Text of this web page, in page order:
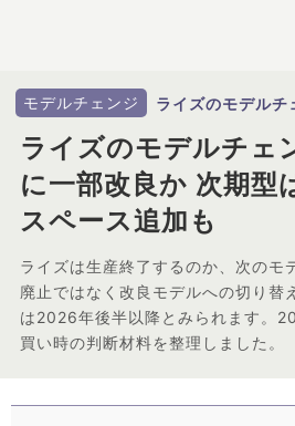
モデルチェンジ ライズのモデルチ
ライズのモデルチェ
に一部改良か 次期
スペース追加も
ライズは生産終了するのか、次のモ
廃止ではなく改良モデルへの切り
は2026年後半以降とみられます。
買い時の判断材料を整理しました。